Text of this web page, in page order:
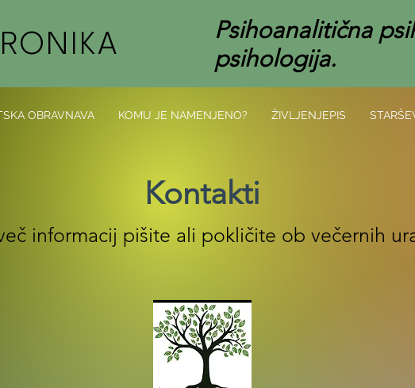
Psihoanalitična
psihologija.
Kontakti
informacij pišite ali pokličite ob večernih
OBRAVNAVA KOMU JE NAMENJENO? ŽIVLJENJEPIS